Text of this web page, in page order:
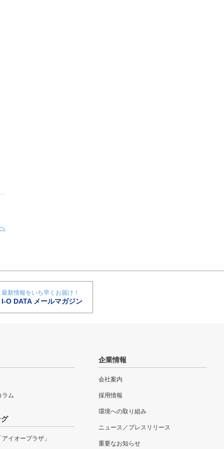
最新情報をいち早くお届け！
I-O DATA メールマガジン
ラム
イオープラザ」
企業情報
会社案内
採用情報
環境への取り組み
ニュース／プレスリリース
重要なお知らせ